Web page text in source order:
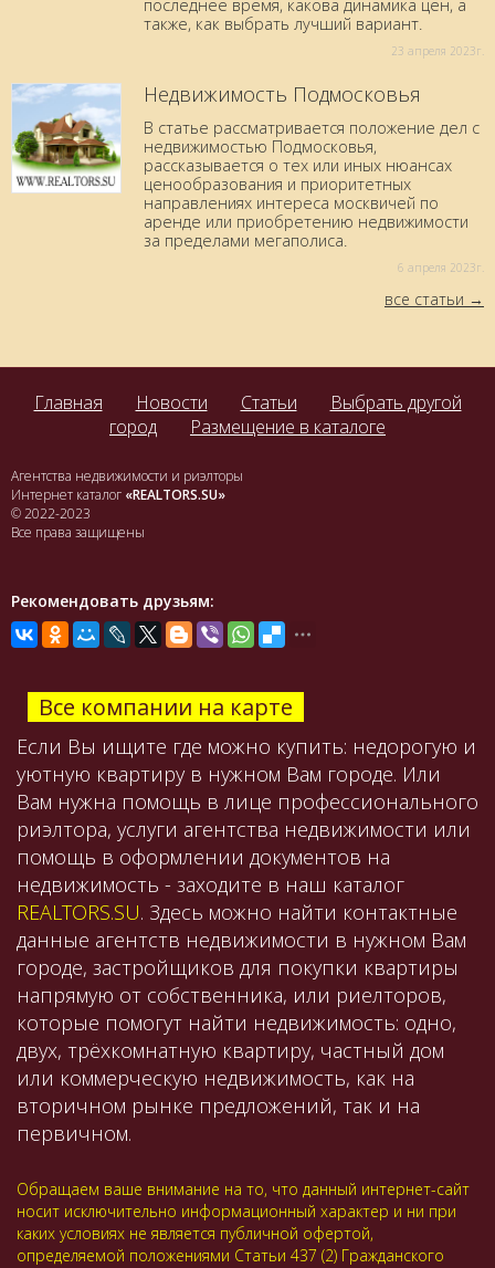
последнее время, какова динамика цен, а
также, как выбрать лучший вариант.
23 aпреля 2023г.
Недвижимость Подмосковья
В статье рассматривается положение дел с
недвижимостью Подмосковья,
рассказывается о тех или иных нюансах
ценообразования и приоритетных
направлениях интереса москвичей по
аренде или приобретению недвижимости
за пределами мегаполиса.
6 aпреля 2023г.
все статьи
Главная Новости Статьи
Выбрать другой
город
Размещение в каталоге
Агентства недвижимости и риэлторы
Интернет каталог «REALTORS.SU»
© 2022-2023
Все права защищены
Рекомендовать друзьям:
Все компании на карте
Если Вы ищите где можно купить: недорогую и
уютную квартиру в нужном Вам городе. Или
Вам нужна помощь в лице профессионального
риэлтора, услуги агентства недвижимости или
помощь в оформлении документов на
недвижимость - заходите в наш каталог
REALTORS.SU. Здесь можно найти контактные
данные агентств недвижимости в нужном Вам
городе, застройщиков для покупки квартиры
напрямую от собственника, или риелторов,
которые помогут найти недвижимость: одно,
двух, трёхкомнатную квартиру, частный дом
или коммерческую недвижимость, как на
вторичном рынке предложений, так и на
первичном.
Обращаем ваше внимание на то, что данный интернет-сайт
носит исключительно информационный характер и ни при
каких условиях не является публичной офертой,
определяемой положениями Статьи 437 (2) Гражданского